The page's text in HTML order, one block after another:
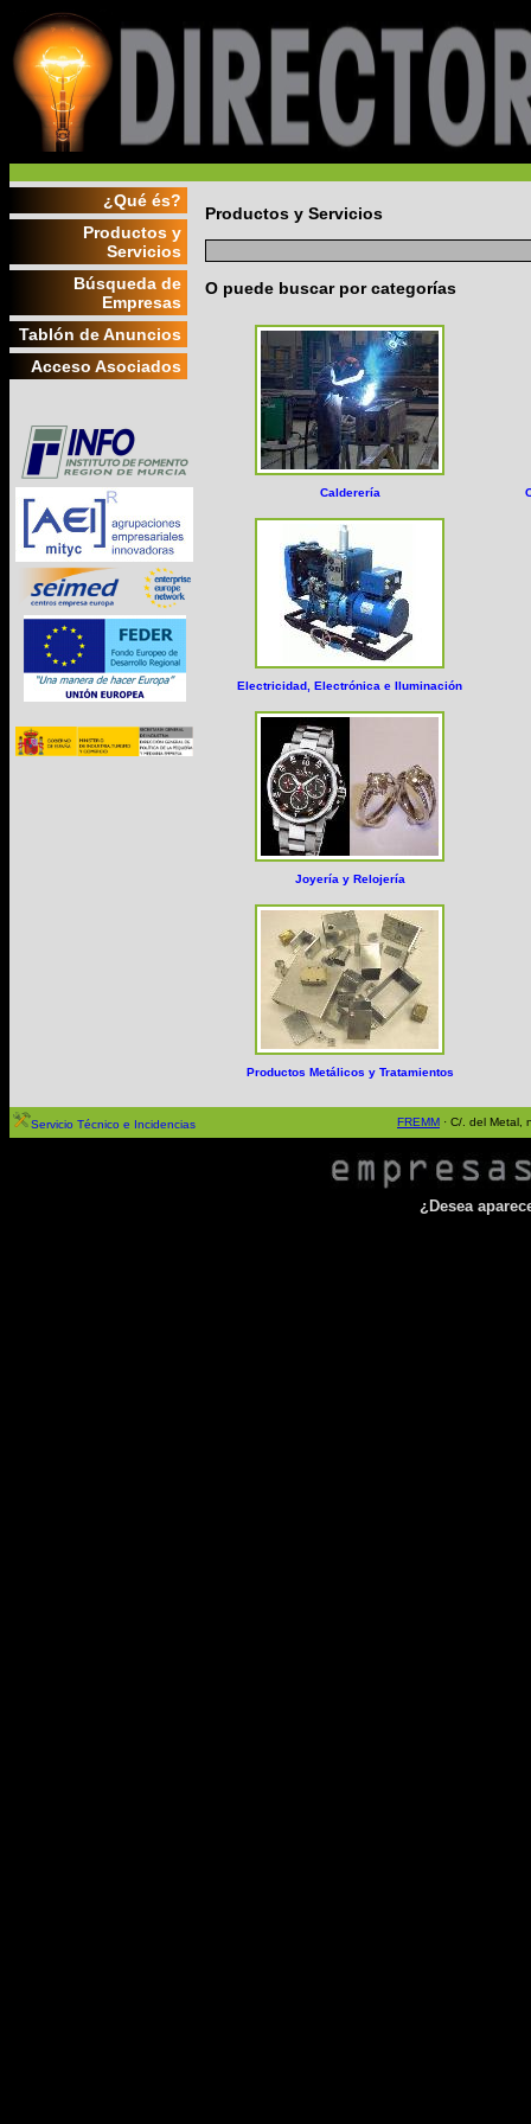
¿Qué és?
Productos y
Servicios
Búsqueda de
Empresas
Tablón de Anuncios
Acceso Asociados
Productos y Servicios
O puede buscar por categorías
Calderería
Electricidad, Electrónica e Iluminación
Joyería y Relojería
Productos Metálicos y Tratamientos
Servicio Técnico e Incidencias FREMM · C/. del Metal,
¿Desea